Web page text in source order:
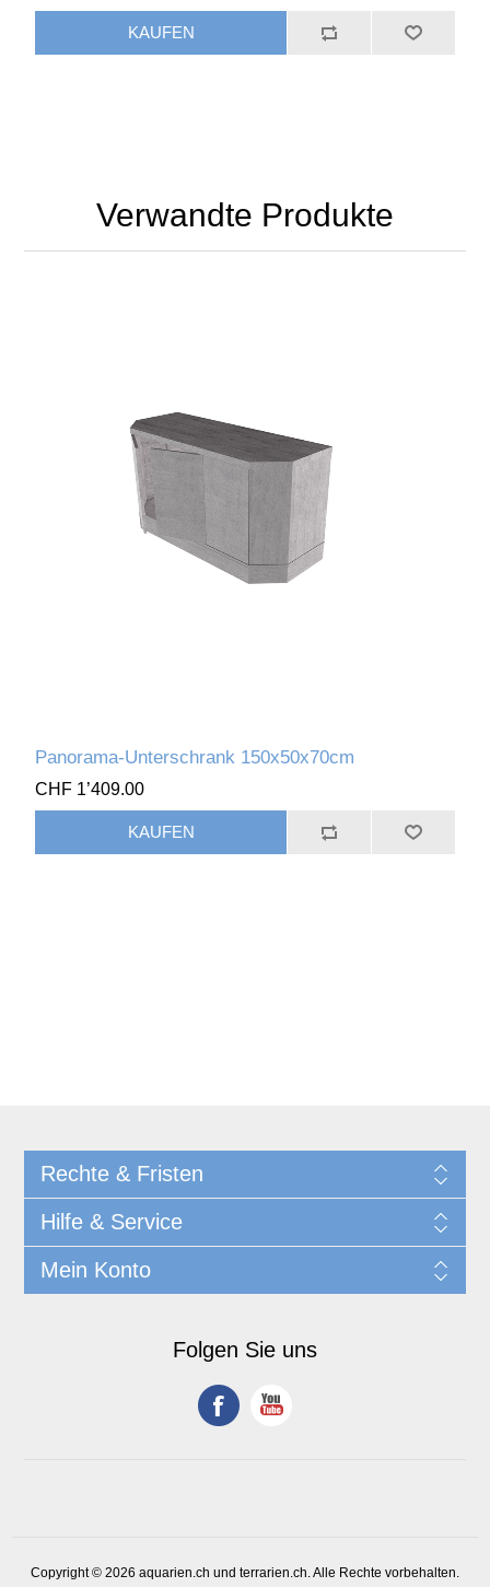
Verwandte Produkte
Panorama-Unterschrank 150x50x70cm
CHF 1’409.00
Rechte & Fristen
Hilfe & Service
Mein Konto
Folgen Sie uns
Copyright © 2026 aquarien.ch und terrarien.ch. Alle Rechte vorbehalten.